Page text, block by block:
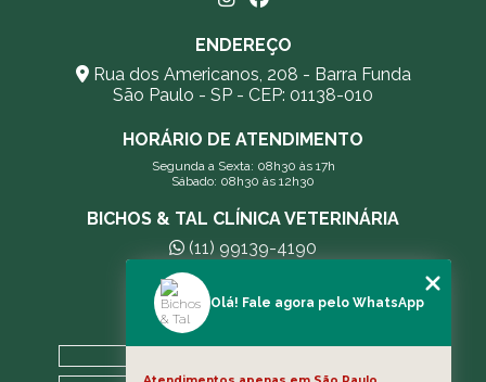
ENDEREÇO
Rua dos Americanos, 208 - Barra Funda
São Paulo - SP - CEP: 01138-010
HORÁRIO DE ATENDIMENTO
Segunda a Sexta: 08h30 às 17h
Sábado: 08h30 às 12h30
BICHOS & TAL CLÍNICA VETERINÁRIA
(11) 99139-4190
andreleecitti5@gmail.com
Olá! Fale agora pelo WhatsApp